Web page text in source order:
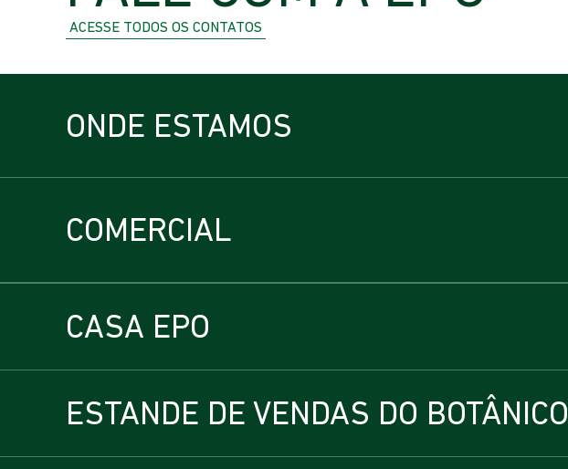
ACESSE TODOS OS CONTATOS
ONDE ESTAMOS
COMERCIAL
CASA EPO
ESTANDE DE VENDAS DO BOTÂNICO